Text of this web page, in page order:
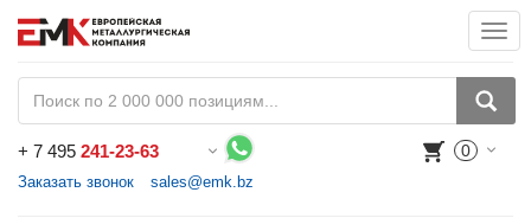
+ 7 495 241-23-63
Заказать звонок sales@emk.bz
0